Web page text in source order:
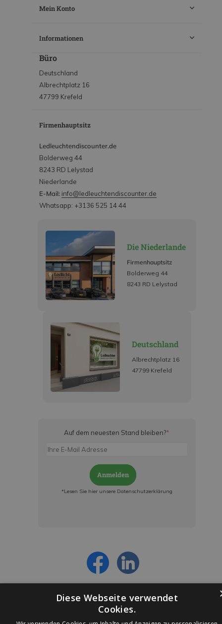
Mein Konto
Informationen
Büro
Deutschland
Albrechtplatz 16
47799 Krefeld
Firmenhauptsitz
Ledleuchtendiscounter.de
Bolderweg 44
8243 RD Lelystad
Niederlande
E-Mail: info@ledleuchtendiscounter.de
Whatsapp: +3136 525 14 44
Die Niederlande
Firmenhauptsitz
Bolderweg 44
8243 RD Lelystad
Deutschland
Albrechtplatz 16
47799 Krefeld
Auf dem neuesten Stand bleiben?*
Anmelden
*Lesen Sie hier unsere Datenschutzerklärung
Diese Webseite verwendet
Cookies.